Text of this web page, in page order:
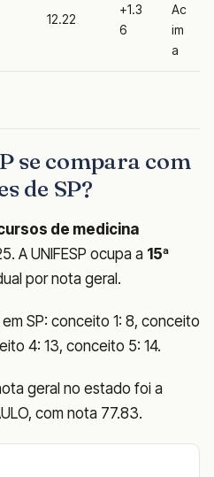
12.22
+1.3
6
Ac
im
a
se compara com
de SP?
de medicina
A UNIFESP ocupa a 15ª
por nota geral.
SP: conceito 1: 8, conceito
4: 13, conceito 5: 14.
geral no estado foi a
com nota 77.83.